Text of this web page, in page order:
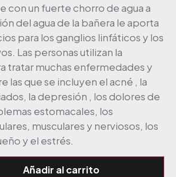
con un fuerte chorro de agua a
del agua de la bañera le aporta
para los ganglios linfáticos y los
Las personas utilizan la
tratar muchas enfermedades y
las que se incluyen el acné , la
la depresión , los dolores de
estomacales, los
musculares y nerviosos, los
y el estrés.
Añadir al carrito